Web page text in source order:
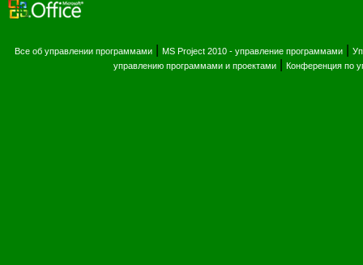
Все об управлении программами MS Project 2010 - управление программами
управлению программами и проектами| Конференция по